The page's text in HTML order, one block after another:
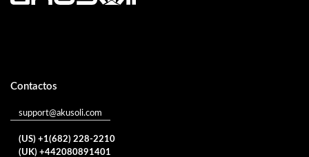
Contactos
support@akusoli.com
(US) +1(682) 228-2210
(UK) +442080891401